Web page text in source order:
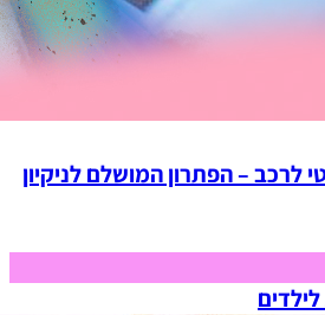
לרכב – הפתרון המושלם לניקיון